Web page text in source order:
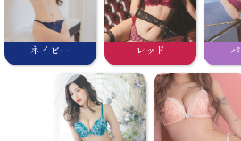
ネイビー レッド